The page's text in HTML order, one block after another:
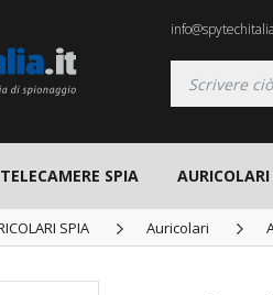
TELECAMERE SPIA
SPIA Auricolari